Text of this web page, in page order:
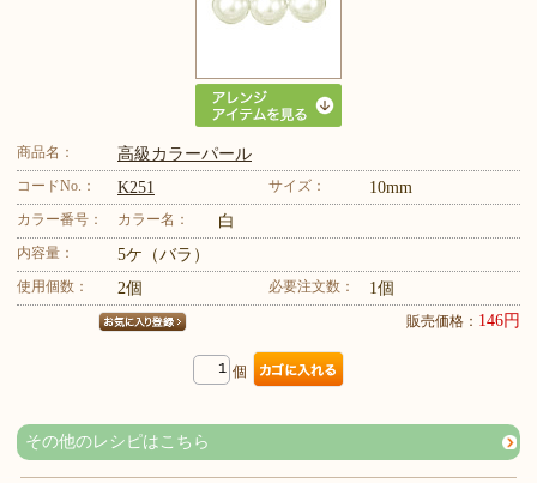
商品名： 高級カラーパール
コードNo.： K251 サイズ： 10mm
カラー番号： カラー名： 白
内容量： 5ケ（バラ）
使用個数： 2個 必要注文数： 1個
販売価格： 146円
個
その他のレシピはこちら